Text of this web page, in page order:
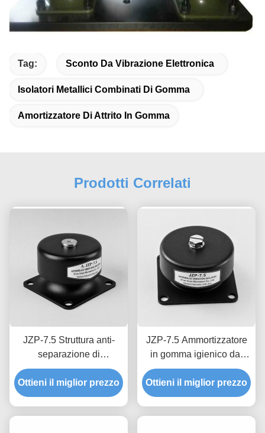
Tag: Sconto Da Vibrazione Elettronica
Isolatori Metallici Combinati Di Gomma
Amortizzatore Di Attrito In Gomma
Prodotti Correlati
JZP-7.5 Struttura anti-
separazione di
bloccaggio Assorbente di
urti di gomma con
tracciabilità permanente
Ottieni il miglior prezzo
JZP-7.5 Ammortizzatore
in gomma igienico dal
design liscio con
ammortizzazione
progressiva facile da
Ottieni il miglior prezzo